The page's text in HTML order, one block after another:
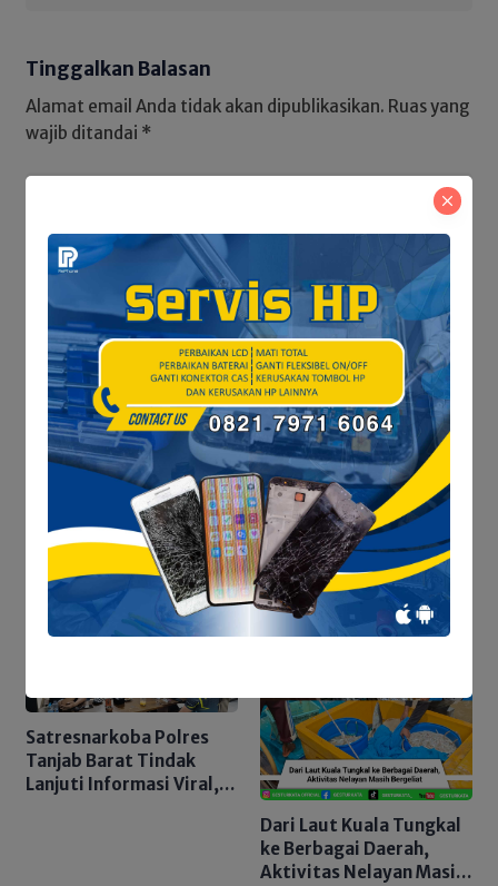
Tinggalkan Balasan
Alamat email Anda tidak akan dipublikasikan. Ruas yang
wajib ditandai *
Save my name and email in this browser for the next
time I comment.
Baca Juga
Satresnarkoba Polres
Tanjab Barat Tindak
Lanjuti Informasi Viral,
Dari Laut Kuala Tungkal
ke Berbagai Daerah,
Aktivitas Nelayan Masih